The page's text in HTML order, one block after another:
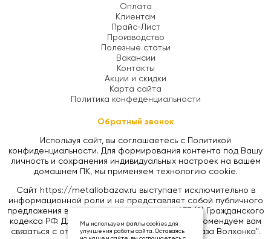
Оплата
Клиентам
Прайс-Лист
Производство
Полезные статьи
Вакансии
Контакты
Акции и скидки
Карта сайта
Политика конфеденциальности
Обратный звонок
Используя сайт, вы соглашаетесь с Политикой
конфиденциальности. Для формирования контента под Вашу
личность и сохранения индивидуальных настроек на вашем
домашнем ПК, мы применяем технологию cookie.
Сайт https://metallobazav.ru выступает исключительно в
информационной роли и не представляет собой публичного
предложения в соответствии со статьей 437 (2) Гражданского
кодекса РФ. Для уточнения цен на товары, рекомендуем вам
связаться с отделом продаж ООО "Металлобаза Волхонка".
Мы используем файлы cookies для
улучшения работы сайта. Оставаясь